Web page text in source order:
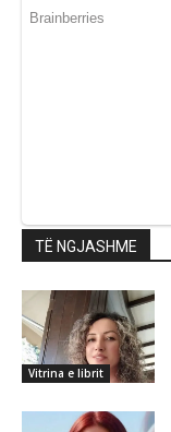
TË NGJASHME
Vitrina e librit